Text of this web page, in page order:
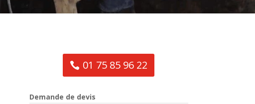
01 75 85 96 22
Demande de devis